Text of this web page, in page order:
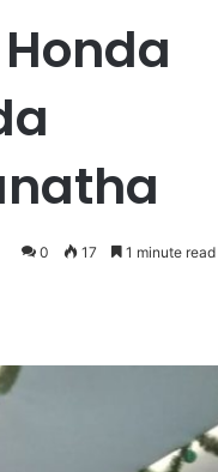
0 17 1 minute read